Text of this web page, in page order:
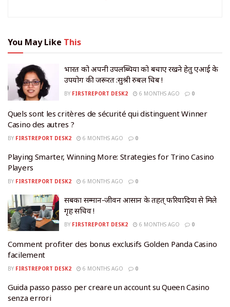
You May Like This
भारत को अपनी उपलब्धियों को बचाए रखने हेतु एआई के
उपयोग की जरूरत :सुश्री रुबल चिब !
BY FIRSTREPORT DESK2 6 MONTHS AGO 0
Quels sont les critères de sécurité qui distinguent Winner
Casino des autres ?
BY FIRSTREPORT DESK2 6 MONTHS AGO 0
Playing Smarter, Winning More: Strategies for Trino Casino
Players
BY FIRSTREPORT DESK2 6 MONTHS AGO 0
सबका सम्मान-जीवन आसान के तहत् फरियादियों से मिले
गृह सचिव !
BY FIRSTREPORT DESK2 6 MONTHS AGO 0
Comment profiter des bonus exclusifs Golden Panda Casino
facilement
BY FIRSTREPORT DESK2 6 MONTHS AGO 0
Guida passo passo per creare un account su Queen Casino
senza errori